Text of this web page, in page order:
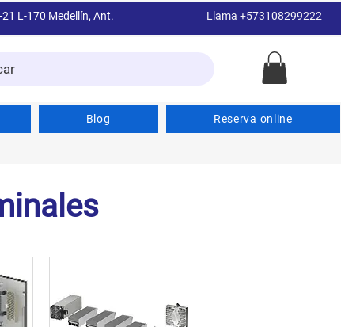
L-170 Medellín, Ant. Llama +573108299222
Blog Reserva online